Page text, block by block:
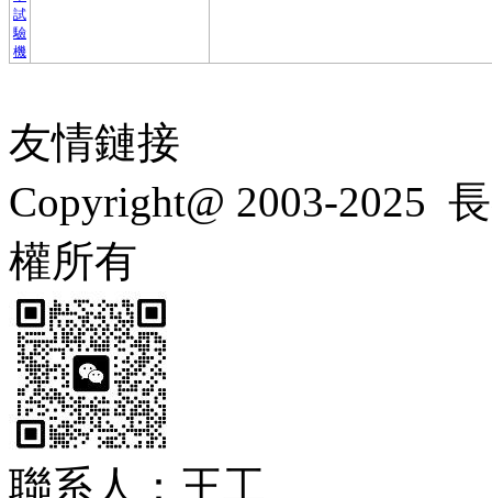
友情鏈接
Copyright@ 2003-2025
權所有
聯系人：王工